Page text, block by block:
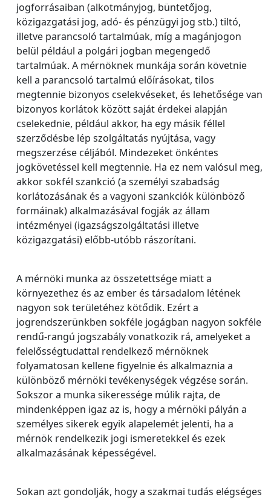
jogforrásaiban (alkotmányjog, büntetőjog,
közigazgatási jog, adó- és pénzügyi jog stb.) tiltó,
illetve parancsoló tartalmúak, míg a magánjogon
belül például a polgári jogban megengedő
tartalmúak. A mérnöknek munkája során követnie
kell a parancsoló tartalmú előírásokat, tilos
megtennie bizonyos cselekvéseket, és lehetősége van
bizonyos korlátok között saját érdekei alapján
cselekednie, például akkor, ha egy másik féllel
szerződésbe lép szolgáltatás nyújtása, vagy
megszerzése céljából. Mindezeket önkéntes
jogkövetéssel kell megtennie. Ha ez nem valósul meg,
akkor sokfél szankció (a személyi szabadság
korlátozásának és a vagyoni szankciók különböző
formáinak) alkalmazásával fogják az állam
intézményei (igazságszolgáltatási illetve
közigazgatási) előbb-utóbb rászorítani.
A mérnöki munka az összetettsége miatt a
környezethez és az ember és társadalom létének
nagyon sok területéhez kötődik. Ezért a
jogrendszerünkben sokféle jogágban nagyon sokféle
rendű-rangú jogszabály vonatkozik rá, amelyeket a
felelősségtudattal rendelkező mérnöknek
folyamatosan kellene figyelnie és alkalmaznia a
különböző mérnöki tevékenységek végzése során.
Sokszor a munka sikeressége múlik rajta, de
mindenképpen igaz az is, hogy a mérnöki pályán a
személyes sikerek egyik alapelemét jelenti, ha a
mérnök rendelkezik jogi ismeretekkel és ezek
alkalmazásának képességével.
Sokan azt gondolják, hogy a szakmai tudás elégséges